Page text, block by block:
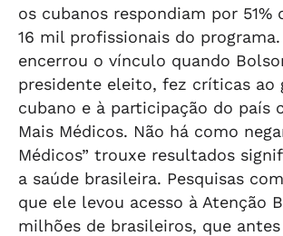
os cubanos respondiam por 51%
16 mil profissionais do programa.
encerrou o vínculo quando
presidente eleito, fez críticas ao
cubano e à participação do país
Mais Médicos. Não há como
Médicos” trouxe resultados
a saúde brasileira. Pesquisas
que ele levou acesso à Atenção
milhões de brasileiros, que